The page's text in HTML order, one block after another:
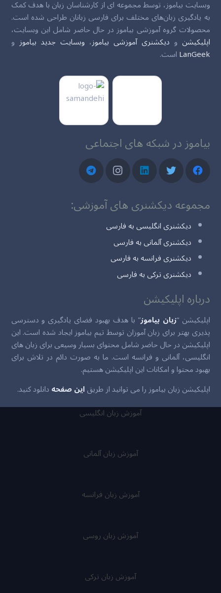
وبسایت بیاموز، توسط مجموعه ای از کارشناسان زبان با هدف کمک
به یادگیری زبان‌های مختلف برای فارسی زبانان طراحی شده است.
محصولات گروه آموزشی بیاموز در حال حاضر شامل این وبسایت،
اپلیکیشن و دیکشنری آموزشی بیاموز، وبسایت جدید بیاموز و
LanGeekاست.
بیاموز در شبکه های اجتماعی
مجموعه دیکشنری های آموزشی:
دیکشنری انگلیسی به فارسی
دیکشنری آلمانی به فارسی
دیکشنری فرانسه به فارسی
دیکشنری ترکی به فارسی
درباره اپلیکیشن
اپلیکیشن “زبان بیاموز” با هدف بهبود فضای یادگیری و دسترسی
پذیری بهتر برای زبان آموزان توسط تیم بیاموز ایجاد شده است. این
اپلیکیشن در حال حاضر شامل محتوای بسیار وسیعی برای زبان های
انگلیسی، آلمانی و فرانسه است. ما به صورت دائم در تلاش برای
بهبود محتوا و امکانات این اپلیکیشن هستیم.
اپلیکیشن زبان بیاموز را می توانید از طریقاین صفحهدانلود کنید.
آموزش زبان انگلیسی
آموزش زبان آلمانی
آموزش زبان فرانسه
آموزش زبان روسی
آموزش زبان ترکی